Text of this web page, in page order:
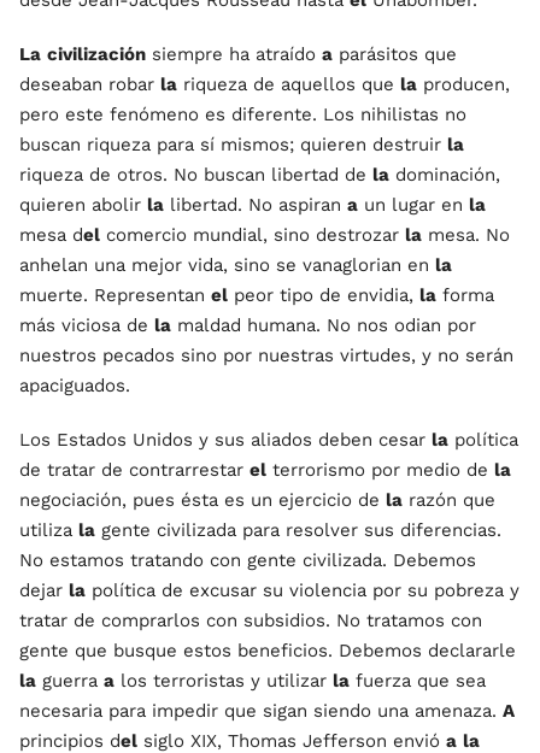
La civilización siempre ha atraído a parásitos que
deseaban robar la riqueza de aquellos que la producen,
pero este fenómeno es diferente. Los nihilistas no
buscan riqueza para sí mismos; quieren destruir la
riqueza de otros. No buscan libertad de la dominación,
quieren abolir la libertad. No aspiran a un lugar en la
mesa del comercio mundial, sino destrozar la mesa. No
anhelan una mejor vida, sino se vanaglorian en la
muerte. Representan el peor tipo de envidia, la forma
más viciosa de la maldad humana. No nos odian por
nuestros pecados sino por nuestras virtudes, y no serán
apaciguados.
Los Estados Unidos y sus aliados deben cesar la política
de tratar de contrarrestar el terrorismo por medio de la
negociación, pues ésta es un ejercicio de la razón que
utiliza la gente civilizada para resolver sus diferencias.
No estamos tratando con gente civilizada. Debemos
dejar la política de excusar su violencia por su pobreza y
tratar de comprarlos con subsidios. No tratamos con
gente que busque estos beneficios. Debemos declararle
la guerra a los terroristas y utilizar la fuerza que sea
necesaria para impedir que sigan siendo una amenaza. A
principios del siglo XIX, Thomas Jefferson envió a la